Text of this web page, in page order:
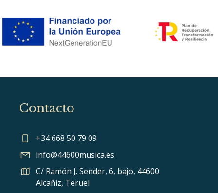
Contacto
+34 668 50 79 09
info@44600musica.es
C/ Ramón J. Sender, 6, bajo, 44600
Alcañiz, Teruel